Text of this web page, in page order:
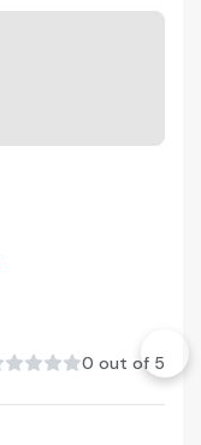
0 out of 5